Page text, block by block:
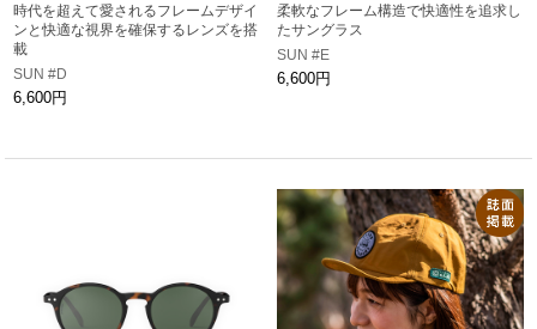
時代を超えて愛されるフレームデザイ
ンと快適な視界を確保するレンズを搭
載
SUN #D
6,600円
柔軟なフレーム構造で快適性を追求し
たサングラス
SUN #E
6,600円